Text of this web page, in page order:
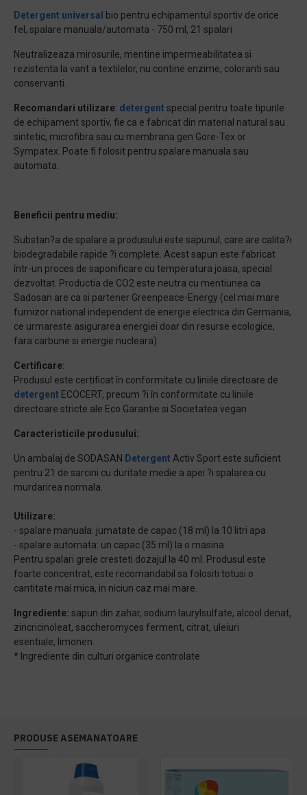
Detergent universal
bio pentru echipamentul sportiv de orice
fel, spalare manuala/automata - 750 ml, 21 spalari
Neutralizeaza mirosurile, mentine impermeabilitatea si
rezistenta la vant a textilelor, nu contine enzime, coloranti sau
conservanti.
Recomandari utilizare: detergent special pentru toate tipurile
de echipament sportiv, fie ca e fabricat din material natural sau
sintetic, microfibra sau cu membrana gen Gore-Tex or
Sympatex. Poate fi folosit pentru spalare manuala sau
automata.
Beneficii pentru mediu:
Substan?a de spalare a produsului este sapunul, care are calita?i
biodegradabile rapide ?i complete. Acest sapun este fabricat
într-un proces de saponificare cu temperatura joasa, special
dezvoltat. Productia de CO2 este neutra cu mentiunea ca
Sadosan are ca si partener Greenpeace-Energy (cel mai mare
furnizor national independent de energie electrica din Germania,
ce urmareste asigurarea energiei doar din resurse ecologice,
fara carbune si energie nucleara).
Certificare:
Produsul este certificat în conformitate cu liniile directoare de
detergent ECOCERT, precum ?i în conformitate cu liniile
directoare stricte ale Eco Garantie si Societatea vegan
Caracteristicile produsului:
Un ambalaj de SODASAN Detergent Activ Sport este suficient
pentru 21 de sarcini cu duritate medie a apei ?i spalarea cu
murdarirea normala.
Utilizare:
- spalare manuala: jumatate de capac (18 ml) la 10 litri apa
- spalare automata: un capac (35 ml) la o masina
Pentru spalari grele cresteti dozajul la 40 ml. Produsul este
foarte concentrat, este recomandabil sa folositi totusi o
cantitate mai mica, in niciun caz mai mare.
Ingrediente: sapun din zahar, sodium laurylsulfate, alcool denat,
zincricinoleat, saccheromyces ferment, citrat, uleiuri
esentiale, limonen.
* Ingrediente din culturi organice controlate
PRODUSE ASEMANATOARE